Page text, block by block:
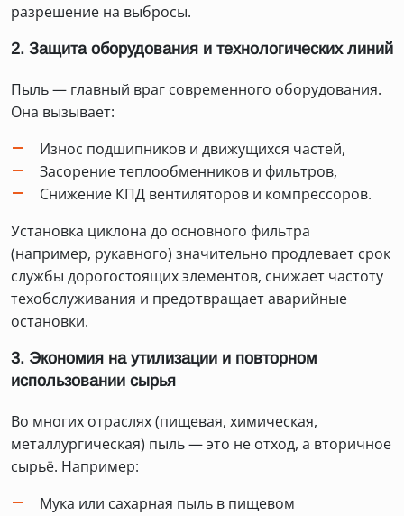
разрешение на выбросы.
2. Защита оборудования и технологических линий
Пыль — главный враг современного оборудования.
Она вызывает:
Износ подшипников и движущихся частей,
Засорение теплообменников и фильтров,
Снижение КПД вентиляторов и компрессоров.
Установка циклона до основного фильтра
(например, рукавного) значительно продлевает срок
службы дорогостоящих элементов, снижает частоту
техобслуживания и предотвращает аварийные
остановки.
3. Экономия на утилизации и повторном
использовании сырья
Во многих отраслях (пищевая, химическая,
металлургическая) пыль — это не отход, а вторичное
сырьё. Например:
Мука или сахарная пыль в пищевом